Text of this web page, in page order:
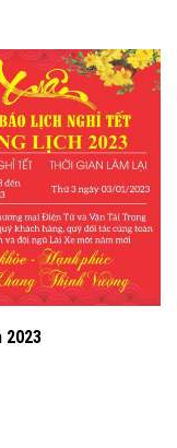
2023